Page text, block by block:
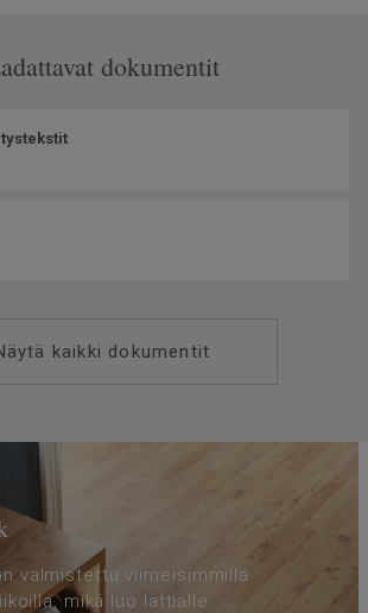
dokumentit
kaikki dokumentit
valmistettu viimeisimmillä
mikä luo lattialle